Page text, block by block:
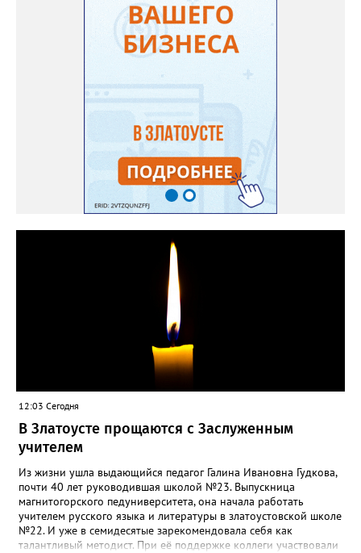
12:03 Сегодня
В Златоусте прощаются с Заслуженным
учителем
Из жизни ушла выдающийся педагог Галина Ивановна Гудкова,
почти 40 лет руководившая школой №23. Выпускница
магнитогорского педуниверситета, она начала работать
учителем русского языка и литературы в златоустовской школе
№22. И уже в семидесятые зарекомендовала себя как
талантливый методист. При её поддержке коллеги участвовали